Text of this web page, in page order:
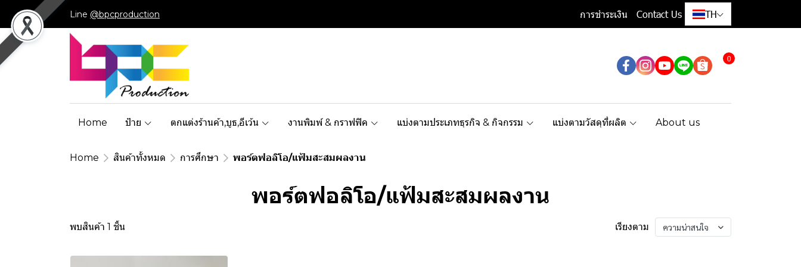
Line @bpcproduction การชำระเงิน Contact Us TH
0
Home ป้าย ตกแต่งร้านค้า,บูธ,อีเว้น งานพิมพ์ & กราฟฟิค แบ่งตามประเภทธุรกิจ & กิจกรรม แบ่งตามวัสดุที่ผลิต About us
Home สินค้าทั้งหมด การศึกษา พอร์ตฟอลิโอ/แฟ้มสะสมผลงาน
พอร์ตฟอลิโอ/แฟ้มสะสมผลงาน
พบสินค้า 1 ชิ้น เรียงตาม ความน่าสนใจ